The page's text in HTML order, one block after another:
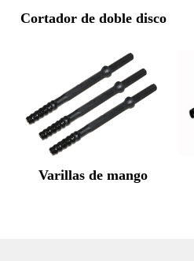
Cortador de doble disco
Varillas de mango